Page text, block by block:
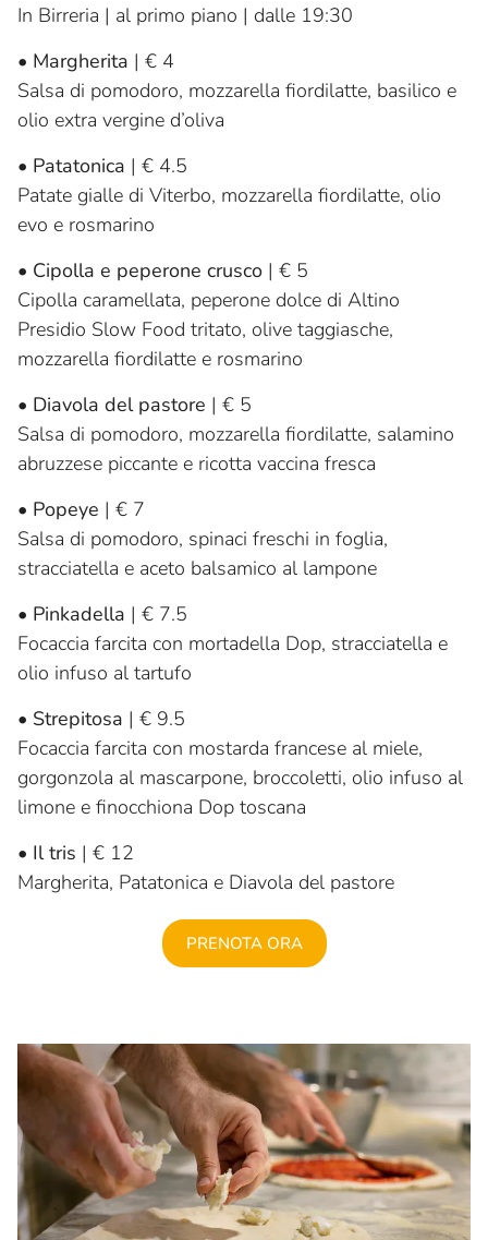
In Birreria | al primo piano | dalle 19:30
• Margherita | € 4
Salsa di pomodoro, mozzarella fiordilatte, basilico e
olio extra vergine d’oliva
• Patatonica | € 4.5
Patate gialle di Viterbo, mozzarella fiordilatte, olio
evo e rosmarino
• Cipolla e peperone crusco | € 5
Cipolla caramellata, peperone dolce di Altino
Presidio Slow Food tritato, olive taggiasche,
mozzarella fiordilatte e rosmarino
• Diavola del pastore | € 5
Salsa di pomodoro, mozzarella fiordilatte, salamino
abruzzese piccante e ricotta vaccina fresca
• Popeye | € 7
Salsa di pomodoro, spinaci freschi in foglia,
stracciatella e aceto balsamico al lampone
• Pinkadella | € 7.5
Focaccia farcita con mortadella Dop, stracciatella e
olio infuso al tartufo
• Strepitosa | € 9.5
Focaccia farcita con mostarda francese al miele,
gorgonzola al mascarpone, broccoletti, olio infuso al
limone e finocchiona Dop toscana
• Il tris | € 12
Margherita, Patatonica e Diavola del pastore
PRENOTA ORA